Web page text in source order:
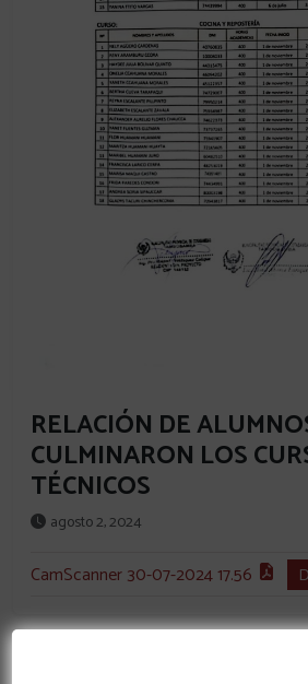
RELACIÓN DE
CULMINARON LOS
TÉCNICOS
agosto 2, 2024
CamScanner 30-07-2024 17.56